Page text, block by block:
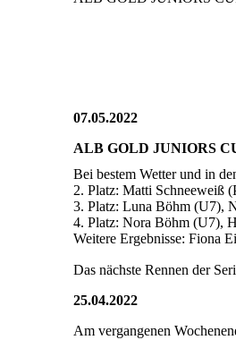
07.05.2022
ALB GOLD JUNIORS
Bei bestem Wetter und in
2. Platz: Matti Schneeweiß
3. Platz: Luna Böhm (U7),
4. Platz: Nora Böhm (U7),
Weitere Ergebnisse: Fiona
Das nächste Rennen der
25.04.2022
Am vergangenen